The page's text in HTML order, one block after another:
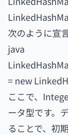
次のように宣
java
= new
ここで、
ータ型です。
ることで、初